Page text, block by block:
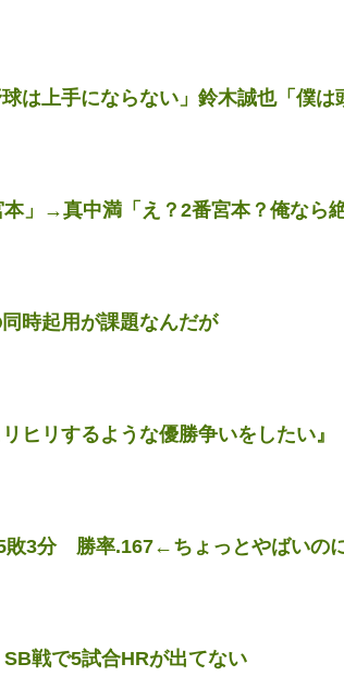
は上手にならない」鈴木誠也「僕
」→真中満「え？2番宮本？俺なら絶
時起用が課題なんだが
ヒリするような優勝争いをしたい』
敗3分 勝率.167←ちょっとやばいの
戦で5試合HRが出てない